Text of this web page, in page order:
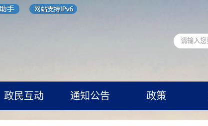
政民互动 通知公告 政策